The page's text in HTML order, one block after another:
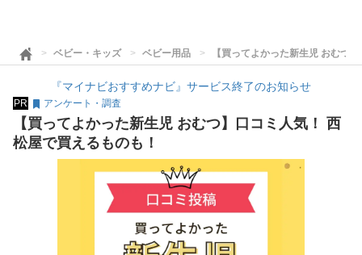
ベビー・キッズ ベビー用品 【買ってよかった新生児 おむつ
『マイナビおすすめナビ』サービス終了のお知らせ
PR アンケート・調査
【買ってよかった新生児 おむつ】口コミ人気！ 西
松屋で買えるものも！